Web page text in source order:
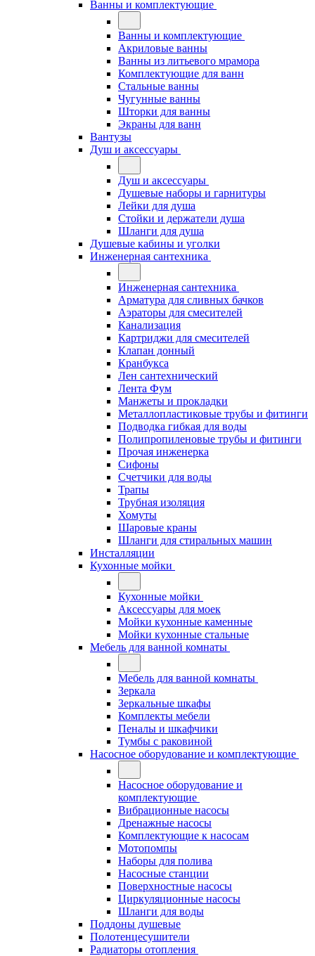
Ванны и комплектующие
Ванны и комплектующие
Акриловые ванны
Ванны из литьевого мрамора
Комплектующие для ванн
Стальные ванны
Чугунные ванны
Шторки для ванны
Экраны для ванн
Вантузы
Душ и аксессуары
Душ и аксессуары
Душевые наборы и гарнитуры
Лейки для душа
Стойки и держатели душа
Шланги для душа
Душевые кабины и уголки
Инженерная сантехника
Инженерная сантехника
Арматура для сливных бачков
Аэраторы для смесителей
Канализация
Картриджи для смесителей
Клапан донный
Кранбукса
Лен сантехнический
Лента Фум
Манжеты и прокладки
Металлопластиковые трубы и фитинги
Подводка гибкая для воды
Полипропиленовые трубы и фитинги
Прочая инженерка
Сифоны
Счетчики для воды
Трапы
Трубная изоляция
Хомуты
Шаровые краны
Шланги для стиральных машин
Инсталляции
Кухонные мойки
Кухонные мойки
Аксессуары для моек
Мойки кухонные каменные
Мойки кухонные стальные
Мебель для ванной комнаты
Мебель для ванной комнаты
Зеркала
Зеркальные шкафы
Комплекты мебели
Пеналы и шкафчики
Тумбы с раковиной
Насосное оборудование и комплектующие
Насосное оборудование и
комплектующие
Вибрационные насосы
Дренажные насосы
Комплектующие к насосам
Мотопомпы
Наборы для полива
Насосные станции
Поверхностные насосы
Циркуляционные насосы
Шланги для воды
Поддоны душевые
Полотенцесушители
Радиаторы отопления